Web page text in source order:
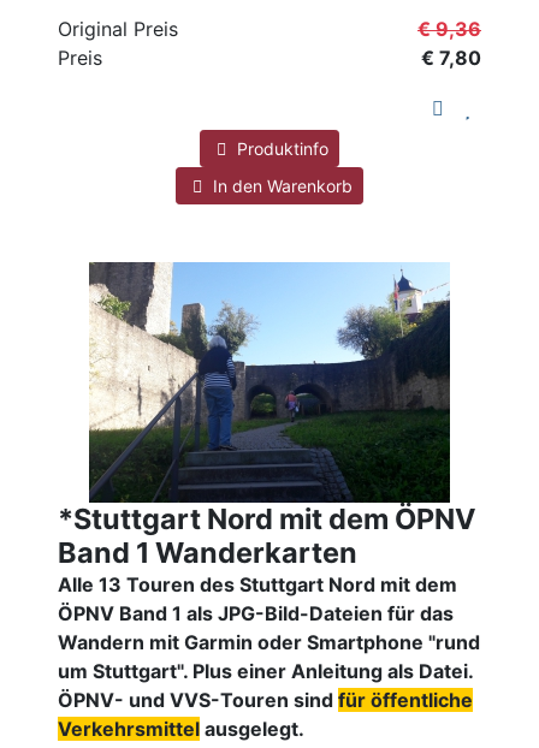
Original Preis
€ 9,36
Preis
€ 7,80
Produktinfo
In den Warenkorb
*Stuttgart Nord mit dem ÖPNV
Band 1 Wanderkarten
Alle 13 Touren des Stuttgart Nord mit dem
ÖPNV Band 1 als JPG-Bild-Dateien für das
Wandern mit Garmin oder Smartphone "rund
um Stuttgart". Plus einer Anleitung als Datei.
ÖPNV- und VVS-Touren sind für öffentliche
Verkehrsmittel ausgelegt.